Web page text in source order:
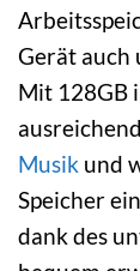
Gerät auch
Mit 128GB
Musik und
Speicher
dank des